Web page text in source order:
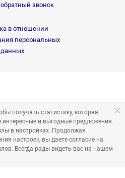
звонок
в отношении
персональных
данных
получать статистику, которая
и выгодные предложения.
в настройках. Продолжая
настроек, вы даете согласие на
Всегда рады видеть вас на нашем